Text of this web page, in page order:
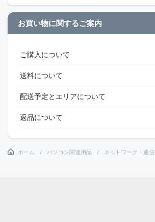
お買い物に関するご案内
ご購入について
送料について
配送予定とエリアについて
返品について
ホーム パソコン関連用品 ネットワーク・通信